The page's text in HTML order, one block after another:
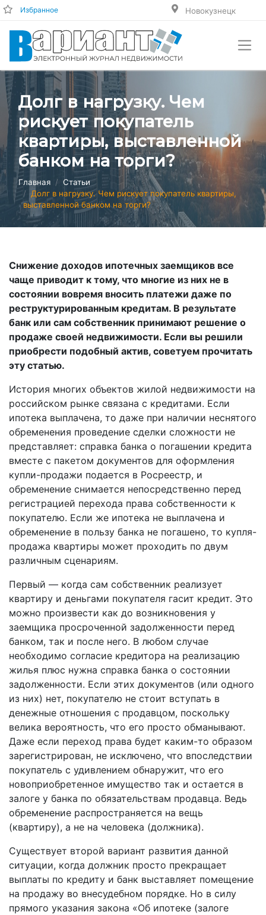
Избранное Новокузнецк
Долг в нагрузку. Чем
рискует покупатель
квартиры, выставленной
банком на торги?
Главная
Статьи
Долг в нагрузку. Чем рискует покупатель квартиры,
выставленной банком на торги?
Снижение доходов ипотечных заемщиков все
чаще приводит к тому, что многие из них не в
состоянии вовремя вносить платежи даже по
реструктурированным кредитам. В результате
банк или сам собственник принимают решение о
продаже своей недвижимости. Если вы решили
приобрести подобный актив, советуем прочитать
эту статью.
История многих объектов жилой недвижимости на
российском рынке связана с кредитами. Если
ипотека выплачена, то даже при наличии неснятого
обременения проведение сделки сложности не
представляет: справка банка о погашении кредита
вместе с пакетом документов для оформления
купли-продажи подается в Росреестр, и
обременение снимается непосредственно перед
регистрацией перехода права собственности к
покупателю. Если же ипотека не выплачена и
обременение в пользу банка не погашено, то купля­-
продажа квартиры может проходить по двум
различным сценариям.
Первый — когда сам собственник реализует
квартиру и деньгами покупателя гасит кредит. Это
можно произвести как до возникновения у
заемщика просроченной задолженности перед
банком, так и после него. В любом случае
необходимо согласие кредитора на реализацию
жилья плюс нужна справка банка о состоянии
задолженности. Если этих документов (или одного
из них) нет, покупателю не стоит вступать в
денежные отношения с продавцом, поскольку
велика вероятность, что его просто обманывают.
Даже если переход права будет каким-­то образом
зарегистрирован, не исключено, что впоследствии
покупатель с удивлением обнаружит, что его
новоприобретенное имущество так и остается в
залоге у банка по обязательствам продавца. Ведь
обременение распространяется на вещь
(квартиру), а не на человека (должника).
Существует второй вариант развития данной
ситуации, когда должник просто прекращает
выплаты по кредиту и банк выставляет помещение
на продажу во внесудебном порядке. Но в силу
прямого указания закона «Об ипотеке (залоге